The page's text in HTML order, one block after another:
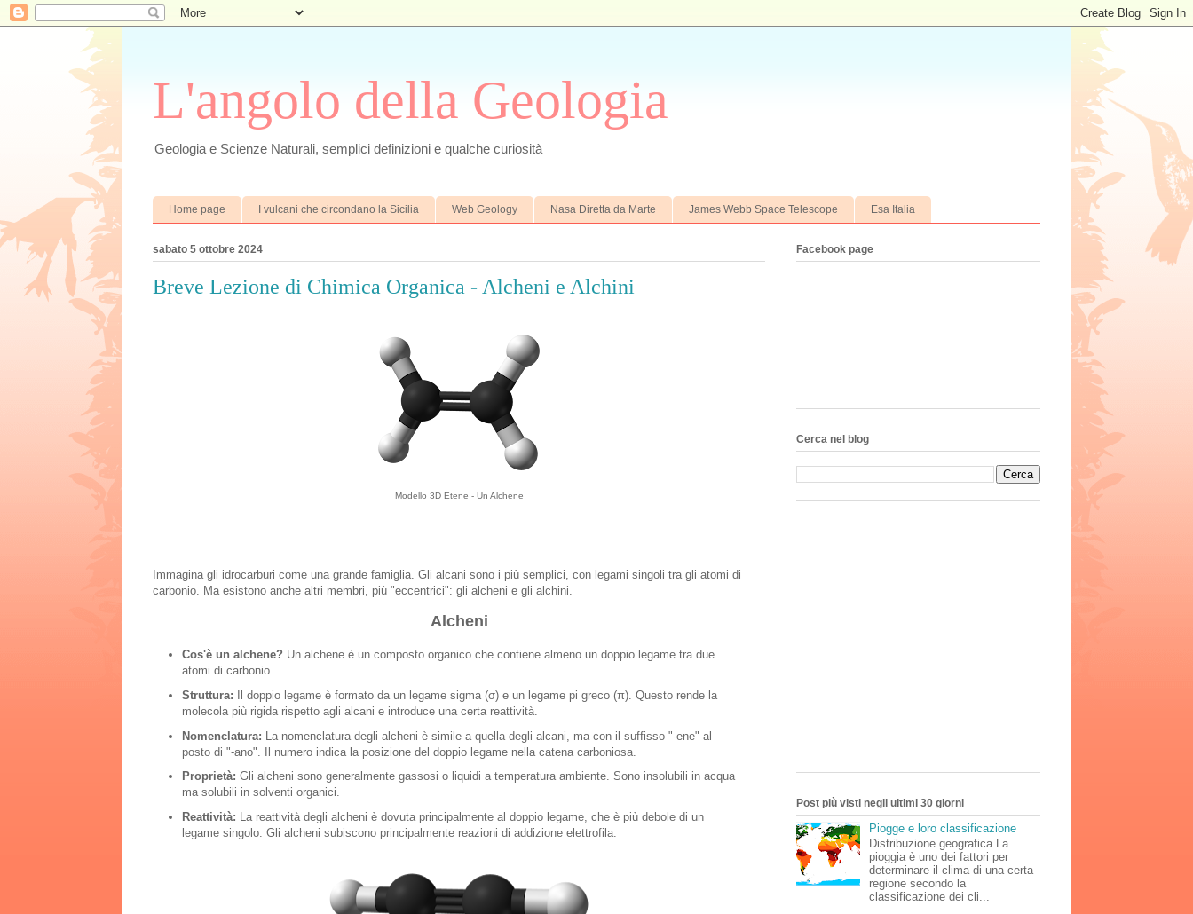
L'angolo della Geologia
Geologia e Scienze Naturali, semplici definizioni e qualche curiosità
Home page I vulcani che circondano la Sicilia Web Geology Nasa Diretta da Marte James Webb Space Telescope Esa Italia
sabato 5 ottobre 2024
Breve Lezione di Chimica Organica - Alcheni e Alchini
Modello 3D Etene - Un Alchene
Immagina gli idrocarburi come una grande famiglia. Gli alcani sono i più semplici, con legami singoli tra gli atomi di
carbonio. Ma esistono anche altri membri, più "eccentrici": gli alcheni e gli alchini.
Alcheni
Cos'è un alchene? Un alchene è un composto organico che contiene almeno un doppio legame tra due
atomi di carbonio.
Struttura: Il doppio legame è formato da un legame sigma (σ) e un legame pi greco (π). Questo rende la
molecola più rigida rispetto agli alcani e introduce una certa reattività.
Nomenclatura: La nomenclatura degli alcheni è simile a quella degli alcani, ma con il suffisso "-ene" al
posto di "-ano". Il numero indica la posizione del doppio legame nella catena carboniosa.
Proprietà: Gli alcheni sono generalmente gassosi o liquidi a temperatura ambiente. Sono insolubili in acqua
ma solubili in solventi organici.
Reattività: La reattività degli alcheni è dovuta principalmente al doppio legame, che è più debole di un
legame singolo. Gli alcheni subiscono principalmente reazioni di addizione elettrofila.
Facebook page
Cerca nel blog
Post più visti negli ultimi 30 giorni
Piogge e loro classificazione
Distribuzione geografica La
pioggia è uno dei fattori per
determinare il clima di una certa
regione secondo la
classificazione dei cli...